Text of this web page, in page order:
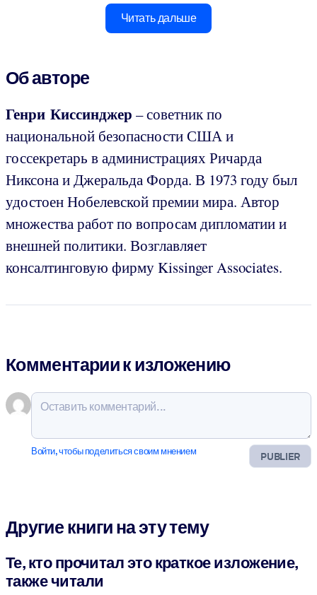
Читать дальше
Об авторе
Генри Киссинджер – советник по
национальной безопасности США и
госсекретарь в администрациях Ричарда
Никсона и Джеральда Форда. В 1973 году был
удостоен Нобелевской премии мира. Автор
множества работ по вопросам дипломатии и
внешней политики. Возглавляет
консалтинговую фирму Kissinger Associates.
Комментарии к изложению
PUBLIER
Войти, чтобы поделиться своим мнением
Другие книги на эту тему
Те, кто прочитал это краткое изложение,
также читали